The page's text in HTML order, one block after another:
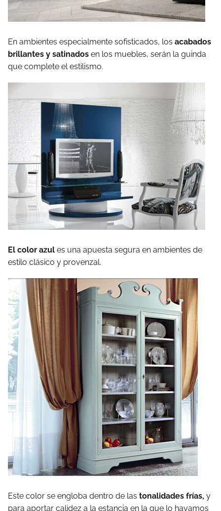
En ambientes especialmente sofisticados, los acabados
brillantes y satinados en los muebles, serán la guinda
que complete el estilismo.
El color azul es una apuesta segura en ambientes de
estilo clásico y provenzal.
Este color se engloba dentro de las tonalidades frías, y
para aportar calidez a la estancia en la que lo hayamos